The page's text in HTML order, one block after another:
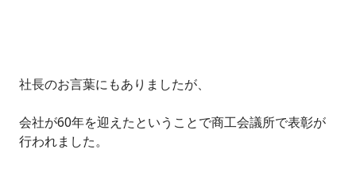
社長のお言葉にもありましたが、
会社が60年を迎えたということで商工会議所で表彰が
行われました。